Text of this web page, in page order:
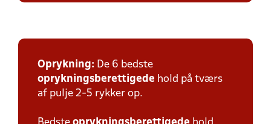
Oprykning: De 6 bedste
oprykningsberettigede hold på tværs
af pulje 2-5 rykker op.